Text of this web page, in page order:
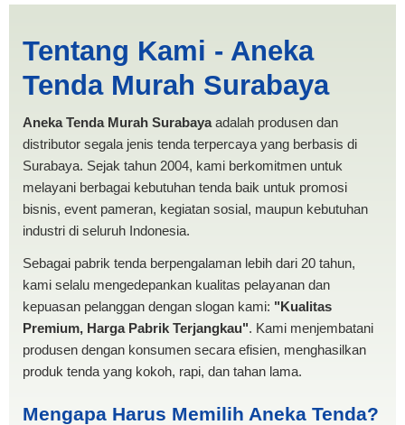
PRODUKSI ANEKA TENDA
MURAH
Tentang Kami - Aneka
Tenda Murah Surabaya
Aneka Tenda Murah Surabayaadalah produsen dan
distributor segala jenis tenda terpercaya yang berbasis di
Surabaya. Sejak tahun 2004, kami berkomitmen untuk
melayani berbagai kebutuhan tenda baik untuk promosi
bisnis, event pameran, kegiatan sosial, maupun kebutuhan
industri di seluruh Indonesia.
Sebagai pabrik tenda berpengalaman lebih dari 20 tahun,
kami selalu mengedepankan kualitas pelayanan dan
kepuasan pelanggan dengan slogan kami: "Kualitas
Premium, Harga Pabrik Terjangkau". Kami menjembatani
produsen dengan konsumen secara efisien, menghasilkan
produk tenda yang kokoh, rapi, dan tahan lama.
Mengapa Harus Memilih Aneka Tenda?